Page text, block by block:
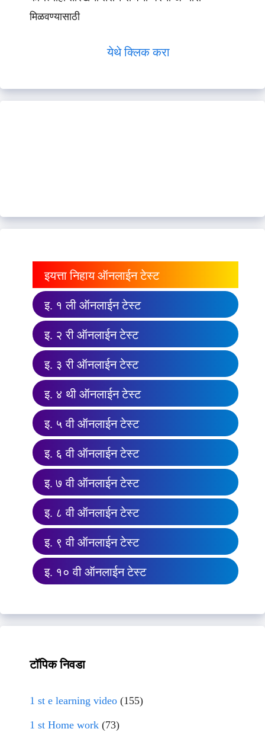
मिळवण्यासाठी
येथे क्लिक करा
इयत्ता निहाय ऑनलाईन टेस्ट
इ. १ ली ऑनलाईन टेस्ट
इ. २ री ऑनलाईन टेस्ट
इ. ३ री ऑनलाईन टेस्ट
इ. ४ थी ऑनलाईन टेस्ट
इ. ५ वी ऑनलाईन टेस्ट
इ. ६ वी ऑनलाईन टेस्ट
इ. ७ वी ऑनलाईन टेस्ट
इ. ८ वी ऑनलाईन टेस्ट
इ. ९ वी ऑनलाईन टेस्ट
इ. १० वी ऑनलाईन टेस्ट
टॉपिक निवडा
1 st e learning video (155)
1 st Home work (73)